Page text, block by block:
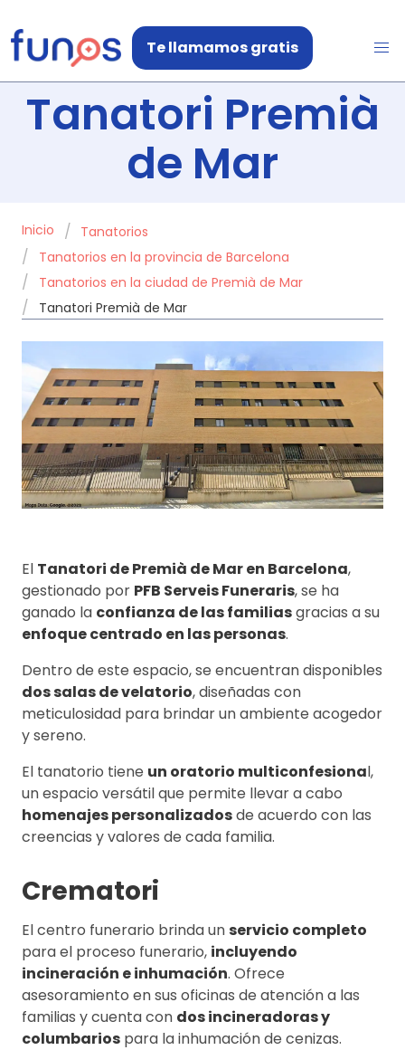
Te llamamos gratis
Tanatori Premià
de Mar
Inicio
Tanatorios
Tanatorios en la provincia de Barcelona
Tanatorios en la ciudad de Premià de Mar
Tanatori Premià de Mar
El Tanatori de Premià de Mar en Barcelona,
gestionado por PFB Serveis Funeraris, se ha
ganado la confianza de las familiasgracias a su
enfoque centrado en las personas.
Dentro de este espacio, se encuentran disponibles
dos salas de velatorio, diseñadas con
meticulosidad para brindar un ambiente acogedor
y sereno.
El tanatorio tiene un oratorio multiconfesional,
un espacio versátil que permite llevar a cabo
homenajes personalizadosde acuerdo con las
creencias y valores de cada familia.
Crematori
El centro funerario brinda un servicio completo
para el proceso funerario, incluyendo
incineración e inhumación. Ofrece
asesoramiento en sus oficinas de atención a las
familias y cuenta con dos incineradoras y
columbarios para la inhumación de cenizas.